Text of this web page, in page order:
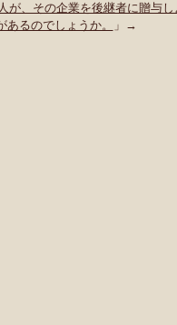
が、その企業を後継者に贈与
るのでしょうか。
」→